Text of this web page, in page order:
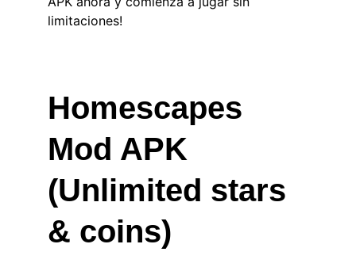
limitaciones!
Homescapes
Mod APK
(Unlimited stars
& coins)